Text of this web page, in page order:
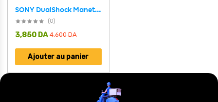
SONY DualShock Manette PS4 Sans Fil, Batterie Rechargeable (High Copy) – Edition Dying Light
(0)
4,600DA
3,850 DA
Ajouter au panier